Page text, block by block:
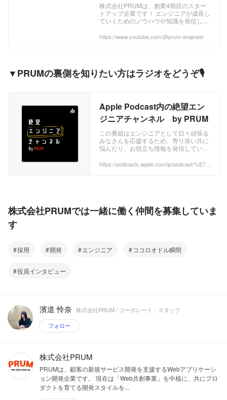
株式会社PRUMは、創業4期目のスター
トアップ企業です！ エンジニアが成長し
ていくためのノウハウや知識を発信して
ニアを積極的に採用しています！ 実務経
https://www.youtube.com/@prum-engineer
▼PRUMの裏側を知りたい方はラジオをどうぞ🎙️
‎Apple Podcast内の絶望エン
ジニアチャンネル by PRUM
この番組はエンジニアとして日々頑張る
みなさんを応援するため、寄り添い共に
悩んだり、お役立ち情報を発信していき
が成長できる会社」を目指している、株
分だけ？」 ...
https://podcasts.apple.com/jp/podcast/%E7%
B5%B6%E6%9C%9B%E3%82%A8%E3%8
株式会社PRUMでは一緒に働く仲間を募集していま
す
採用 開発 エンジニア ココロオドル瞬間
役員インタビュー
濱道 怜奈 株式会社PRUM / コーポレート・スタッフ
フォロー
株式会社PRUM
PRUMは、顧客の新規サービス開発を支援するWebアプリケーシ
ョン開発企業です。 現在は「Web共創事業」を中核に、共にプロ
ダクトを育てる開発スタイルを...